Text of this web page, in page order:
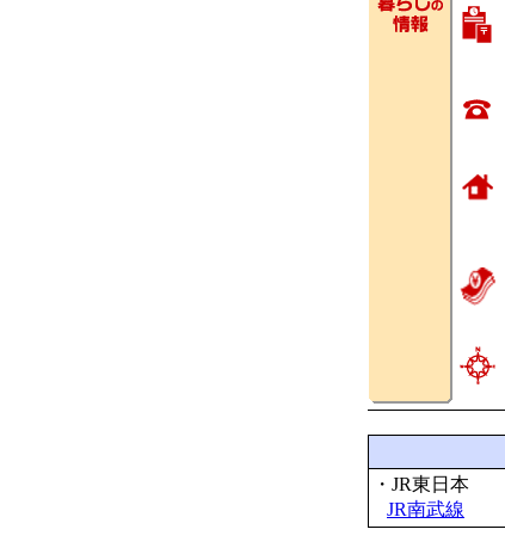
・JR東日本
JR南武線